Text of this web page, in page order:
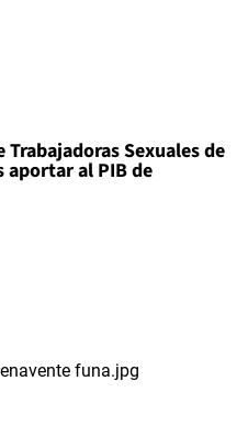
Trabajadoras Sexuales de
al PIB de